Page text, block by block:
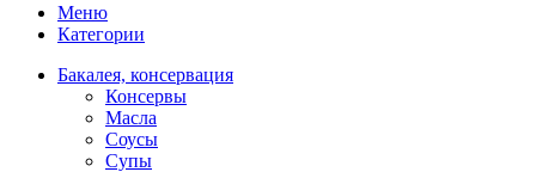
Меню
Категории
Бакалея, консервация
Консервы
Масла
Соусы
Супы